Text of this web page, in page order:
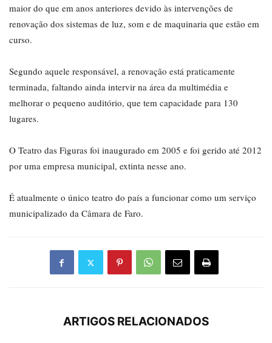
maior do que em anos anteriores devido às intervenções de
renovação dos sistemas de luz, som e de maquinaria que estão em
curso.
Segundo aquele responsável, a renovação está praticamente
terminada, faltando ainda intervir na área da multimédia e
melhorar o pequeno auditório, que tem capacidade para 130
lugares.
O Teatro das Figuras foi inaugurado em 2005 e foi gerido até 2012
por uma empresa municipal, extinta nesse ano.
É atualmente o único teatro do país a funcionar como um serviço
municipalizado da Câmara de Faro.
ARTIGOS RELACIONADOS